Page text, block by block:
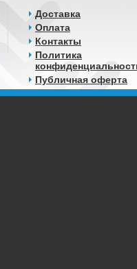
Доставка
Оплата
Контакты
Политика
Публичная оферта